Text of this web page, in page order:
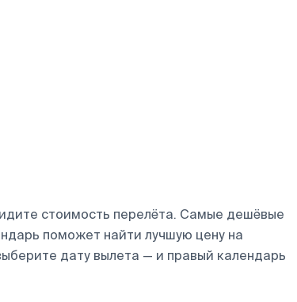
стоимость перелёта. Самые дешёвые
поможет найти лучшую цену на
дату вылета — и правый календарь